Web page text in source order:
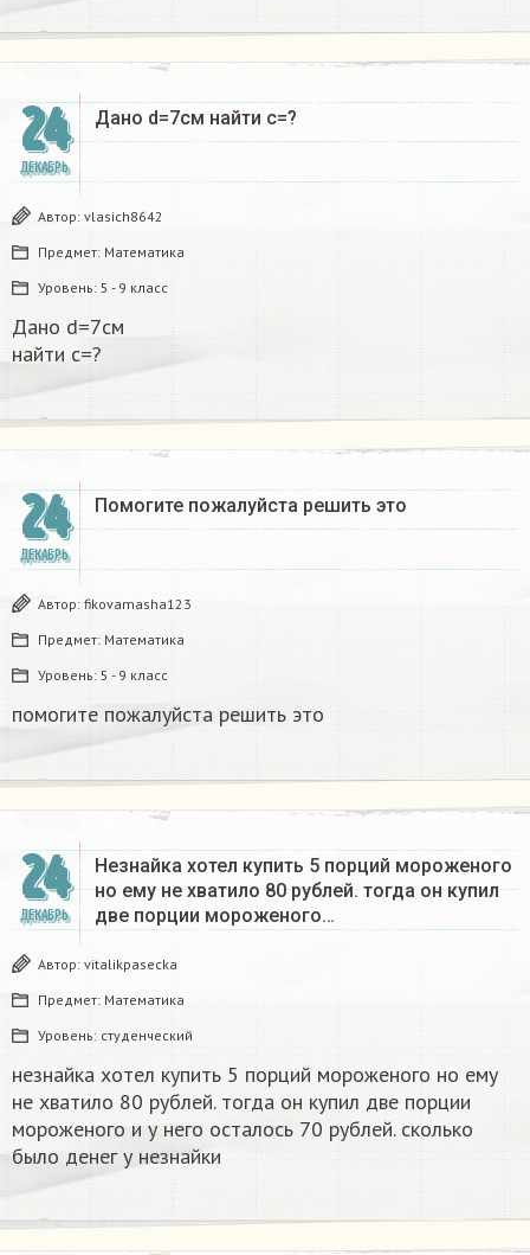
24
ДЕКАБРЬ
Дано d=7см найти с=?​
Автор: vlasich8642
Предмет: Математика
Уровень: 5 - 9 класс
Дано d=7см
найти с=?​
24
ДЕКАБРЬ
Помогите пожалуйста решить это
Автор: fikovamasha123
Предмет: Математика
Уровень: 5 - 9 класс
помогите пожалуйста решить это
24
ДЕКАБРЬ
Незнайка хотел купить 5 порций мороженого
но ему не хватило 80 рублей. тогда он купил
две порции мороженого…
Автор: vitalikpasecka
Предмет: Математика
Уровень: студенческий
незнайка хотел купить 5 порций мороженого но ему
не хватило 80 рублей. тогда он купил две порции
мороженого и у него осталось 70 рублей. сколько
было денег у незнайки